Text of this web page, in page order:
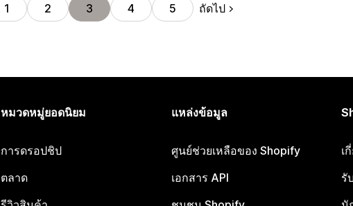
1 2 3 4 5 ถัดไป
หมวดหมู่ยอดนิยม
การดรอปชิป
ตลาด
แหล่งข้อมูล
ศูนย์ช่วยเหลือของ Shopify
เอกสาร API
เ
รั